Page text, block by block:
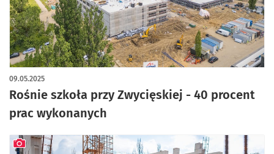
Rośnie szkoła przy Zwycięskiej - 40 procent
prac wykonanych
09.05.2025
artykuł z galerią zdjęć